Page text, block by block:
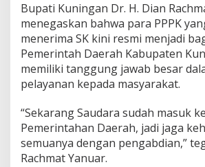
Bupati Kuningan Dr. H. Dian
menegaskan bahwa para PPPK
menerima SK kini resmi menjadi
Pemerintah Daerah Kabupaten
memiliki tanggung jawab besar
pelayanan kepada masyarakat.
“Sekarang Saudara sudah masuk
Pemerintahan Daerah, jadi jaga
semuanya dengan pengabdian,”
Rachmat Yanuar.